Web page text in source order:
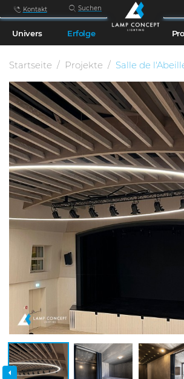
Kontakt Suchen
Univers Erfolge
Startseite Projekte Salle de